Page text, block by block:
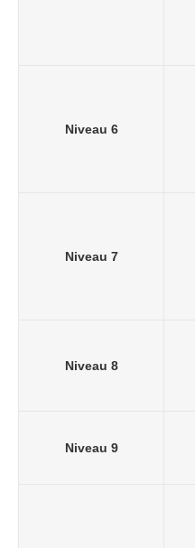
Niveau 6
Niveau 7
Niveau 8
Niveau 9